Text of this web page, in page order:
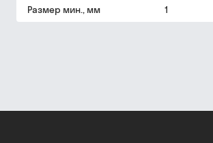
Размер мин., мм 1